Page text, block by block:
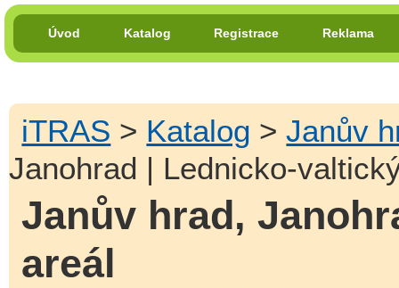
Úvod Katalog Registrace Reklama
iTRAS > Katalog >Janův
Janohrad | Lednicko-
Janův hrad,
areál